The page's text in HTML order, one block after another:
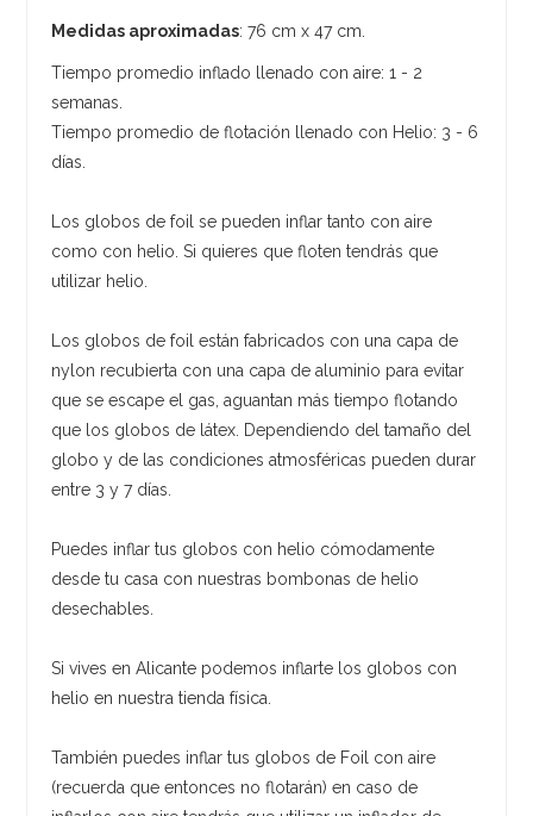
Medidas aproximadas: 76 cm x 47 cm.
Tiempo promedio inflado llenado con aire: 1 - 2
semanas.
Tiempo promedio de flotación llenado con Helio: 3 - 6
días.
Los globos de foil se pueden inflar tanto con aire
como con helio. Si quieres que floten tendrás que
utilizar helio.
Los globos de foil están fabricados con una capa de
nylon recubierta con una capa de aluminio para evitar
que se escape el gas, aguantan más tiempo flotando
que los globos de látex. Dependiendo del tamaño del
globo y de las condiciones atmosféricas pueden durar
entre 3 y 7 días.
Puedes inflar tus globos con helio cómodamente
desde tu casa con nuestras bombonas de helio
desechables.
Si vives en Alicante podemos inflarte los globos con
helio en nuestra tienda física.
También puedes inflar tus globos de Foil con aire
(recuerda que entonces no flotarán) en caso de